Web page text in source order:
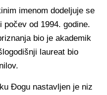
imenom dodeljuje se
od 1994. godine.
bio je akademik
laureat bio
Đogu nastavljen je niz